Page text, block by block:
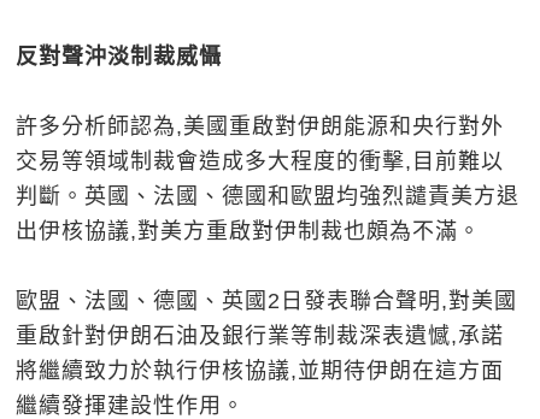
反對聲沖淡制裁威懾
許多分析師認為,美國重啟對伊朗能源和央行對外
交易等領域制裁會造成多大程度的衝擊,目前難以
判斷。英國、法國、德國和歐盟均強烈譴責美方退
出伊核協議,對美方重啟對伊制裁也頗為不滿。
歐盟、法國、德國、英國2日發表聯合聲明,對美國
重啟針對伊朗石油及銀行業等制裁深表遺憾,承諾
將繼續致力於執行伊核協議,並期待伊朗在這方面
繼續發揮建設性作用。